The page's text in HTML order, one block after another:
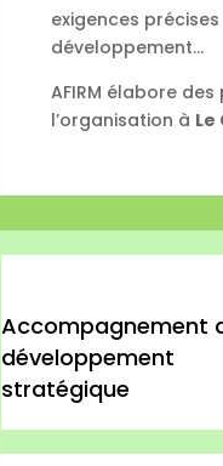
exigences
développement…
AFIRM élabore
l’organisation à
Accompagnement
développement
stratégique